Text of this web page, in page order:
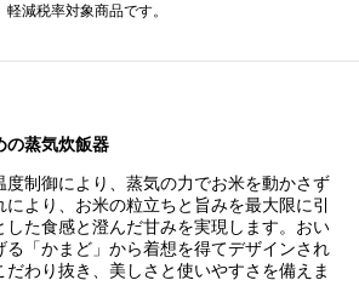
軽減税率対象商品です。
の蒸気炊飯器
度制御により、蒸気の力でお米を動かさず
より、お米の粒立ちと旨みを最大限に引
した食感と澄んだ甘みを実現します。おい
る「かまど」から着想を得てデザインされ
わり抜き、美しさと使いやすさを備えま